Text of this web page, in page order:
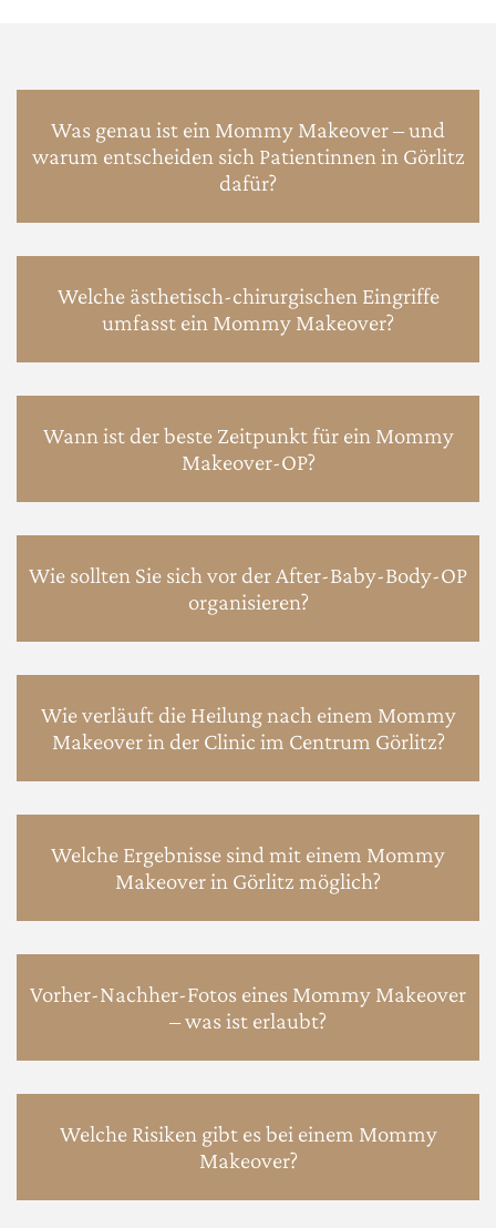
Was genau ist ein Mommy Makeover – und
warum entscheiden sich Patientinnen in Görlitz
dafür?
Welche ästhetisch-chirurgischen Eingriffe
umfasst ein Mommy Makeover?
Wann ist der beste Zeitpunkt für ein Mommy
Makeover-OP?
Wie sollten Sie sich vor der After-Baby-Body-OP
organisieren?
Wie verläuft die Heilung nach einem Mommy
Makeover in der Clinic im Centrum Görlitz?
Welche Ergebnisse sind mit einem Mommy
Makeover in Görlitz möglich?
Vorher-Nachher-Fotos eines Mommy Makeover
– was ist erlaubt?
Welche Risiken gibt es bei einem Mommy
Makeover?